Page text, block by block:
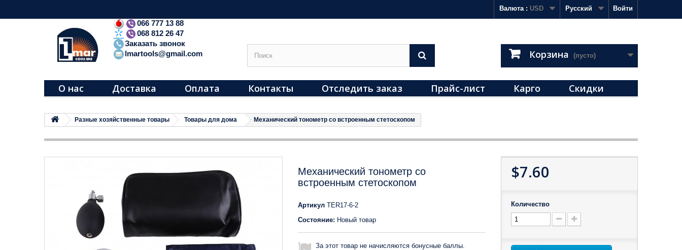
Войти
Русский
Валюта : USD
066 777 13 88
068 812 26 47
Заказать звонок
lmartools@gmail.com
Корзина (пусто)
О нас Доставка Оплата Контакты Отследить заказ Прайс-лист Карго Скидки
Разные хозяйственные товары Товары для дома Механический тонометр со встроенным стетоскопом
Механический тонометр со
встроенным стетоскопом
Артикул TER17-6-2
Состояние: Новый товар
За этот товар не начисляются бонусные баллы.
$7.60
Количество